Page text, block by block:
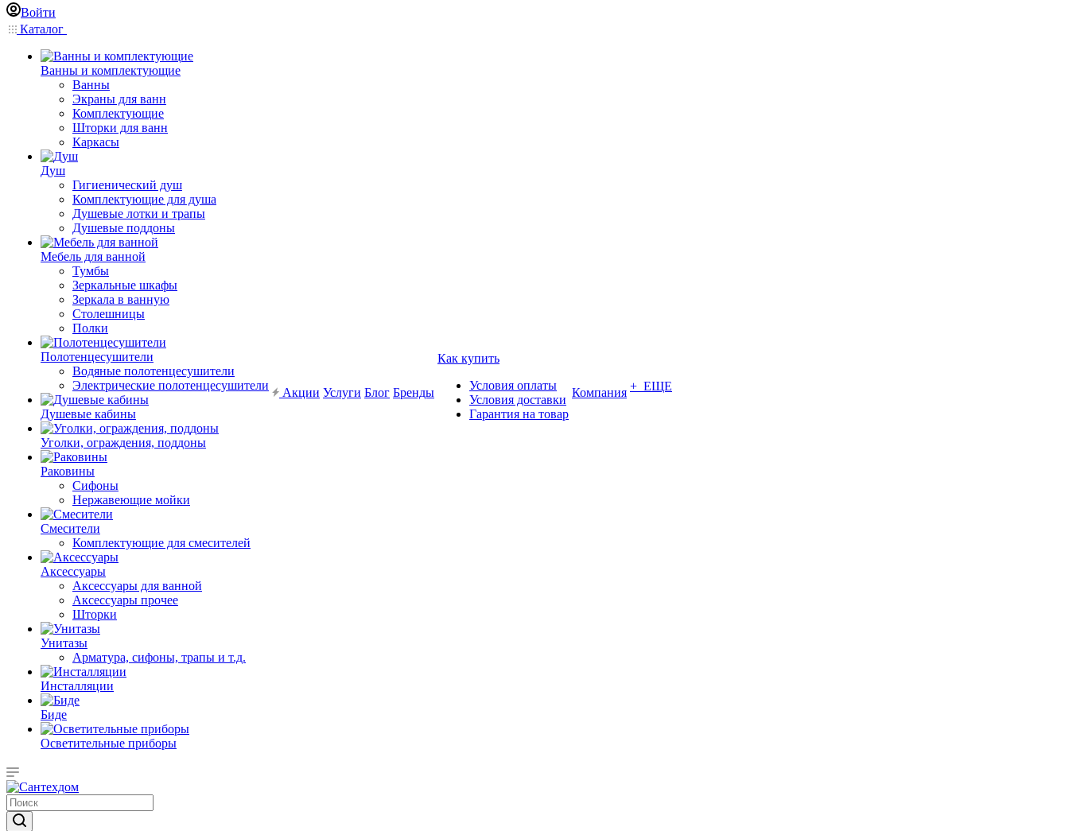
Войти
Каталог
Ванны и комплектующие
Ванны
Экраны для ванн
Комплектующие
Шторки для ванн
Каркасы
Душ
Гигиенический душ
Комплектующие для душа
Душевые лотки и трапы
Душевые поддоны
Мебель для ванной
Тумбы
Зеркальные шкафы
Зеркала в ванную
Столешницы
Полки
Полотенцесушители
Водяные полотенцесушители
Электрические полотенцесушители
Душевые кабины
Уголки, ограждения, поддоны
Раковины
Сифоны
Нержавеющие мойки
Смесители
Комплектующие для смесителей
Аксессуары
Аксессуары для ванной
Аксессуары прочее
Шторки
Унитазы
Арматура, сифоны, трапы и т.д.
Инсталляции
Биде
Осветительные приборы
Акции Услуги Блог Бренды
Как купить
Условия оплаты
Условия доставки
Гарантия на товар
Компания + ЕЩЕ